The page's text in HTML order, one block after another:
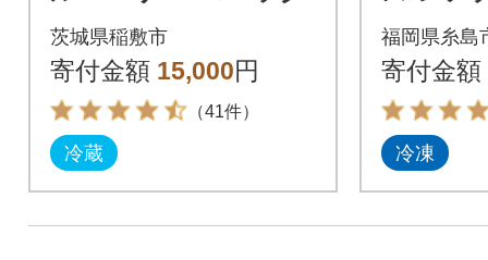
茨城県稲敷市
寄付金額 15,000円
（41件）
冷蔵
ケーキ
017]
福岡県糸島
寄付金額
冷凍